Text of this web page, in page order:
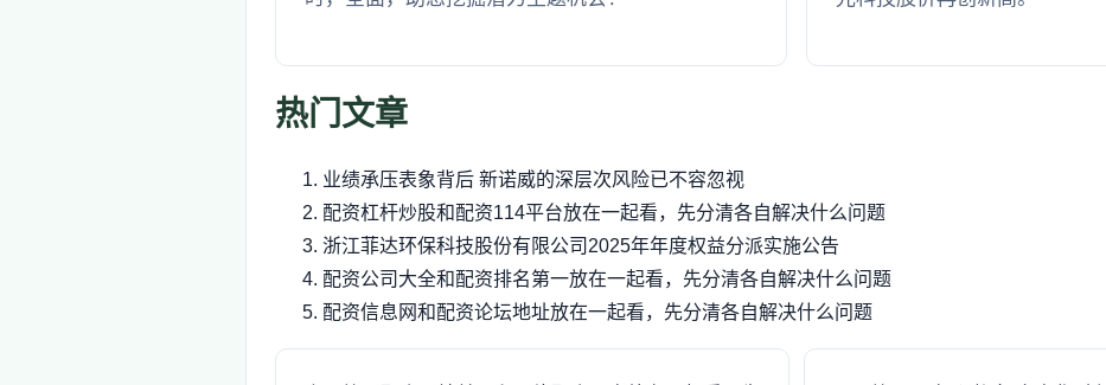
热门文章
业绩承压表象背后 新诺威的深层次风险已不容忽视
配资杠杆炒股和配资114平台放在一起看，先分清各自解决什么问题
浙江菲达环保科技股份有限公司2025年年度权益分派实施公告
配资公司大全和配资排名第一放在一起看，先分清各自解决什么问题
配资信息网和配资论坛地址放在一起看，先分清各自解决什么问题